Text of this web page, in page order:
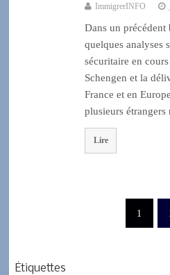
ImmigrerINFO
Dans un
quelques analyses
sécuritaire en
Schengen et la
France et en
plusieurs
Lire
1
Étiquettes